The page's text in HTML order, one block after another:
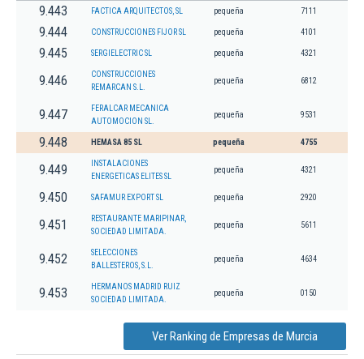
9.443 FACTICA ARQUITECTOS, SL pequeña 7111
9.444 CONSTRUCCIONES FIJOR SL pequeña 4101
9.445 SERGIELECTRIC SL pequeña 4321
9.446
CONSTRUCCIONES
REMARCAN S.L.
pequeña 6812
9.447
FERALCAR MECANICA
AUTOMOCION SL.
pequeña 9531
9.448 HEMASA 85 SL pequeña 4755
9.449
INSTALACIONES
ENERGETICAS ELITES SL
pequeña 4321
9.450 SAFAMUR EXPORT SL pequeña 2920
9.451
RESTAURANTE MARIPINAR,
SOCIEDAD LIMITADA.
pequeña 5611
9.452
SELECCIONES
BALLESTEROS, S.L.
pequeña 4634
9.453
HERMANOS MADRID RUIZ
SOCIEDAD LIMITADA.
pequeña 0150
Ver Ranking de Empresas de Murcia